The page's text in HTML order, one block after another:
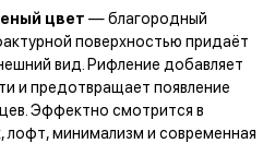
цвет —благородный
поверхностью придаёт
вид. Рифление добавляет
и предотвращает появление
Эффектно смотрится в
лофт, минимализм и современная